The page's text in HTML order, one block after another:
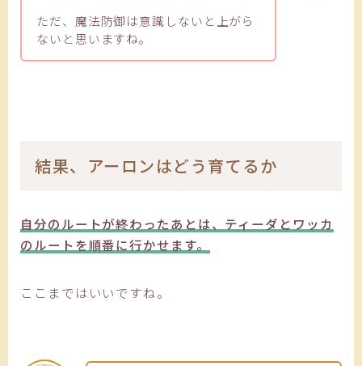
ただ、魔法防御は意識しないと上がら
ないと思いますね。
結果、アーロンはどう育てるか
自分のルートが終わったあとは、ティーダとワッカ
のルートを順番に行かせます。
ここまではいいですね。